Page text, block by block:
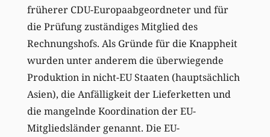
früherer CDU-Europaabgeordneter und für
die Prüfung zuständiges Mitglied des
Rechnungshofs. Als Gründe für die Knappheit
wurden unter anderem die überwiegende
Produktion in nicht-EU Staaten (hauptsächlich
Asien), die Anfälligkeit der Lieferketten und
die mangelnde Koordination der EU-
Mitgliedsländer genannt. Die EU-